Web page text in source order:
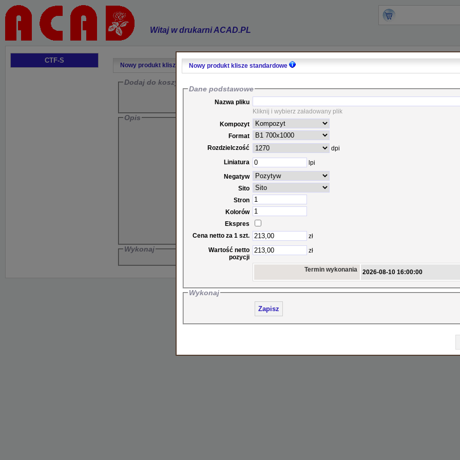
Witaj w drukarni ACAD.PL
CTF-S
Nowy produkt klisze standardowe
Dodaj do koszyka kolejną pozycję CTF-S
Dodaj do koszyka kolejną pozycję kliszy standardowej CTF-S -
Opis
Do tematu automatycznie zostanie dodany przedrostek
Termin wykonania
Wykonaj
Nowy produkt klisze standardowe
Dane podstawowe
Nazwa pliku
Kliknij i wybierz załadowany plik
Kompozyt
Format
Rozdzielczość
dpi
Liniatura
lpi
Negatyw
Sito
Stron
Kolorów
Ekspres
Cena netto za 1 szt.
zł
Wartość netto
pozycji
zł
Termin wykonania 2026-08-10 16:00:00
Wykonaj